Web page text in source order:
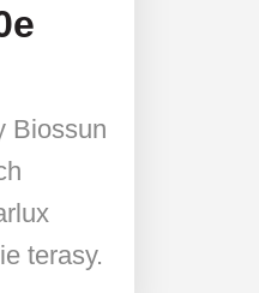
Biossun
terasy.